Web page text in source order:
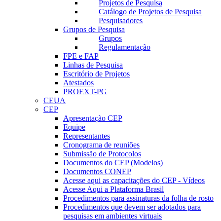
Projetos de Pesquisa
Catálogo de Projetos de Pesquisa
Pesquisadores
Grupos de Pesquisa
Grupos
Regulamentação
FPE e FAP
Linhas de Pesquisa
Escritório de Projetos
Atestados
PROEXT-PG
CEUA
CEP
Apresentação CEP
Equipe
Representantes
Cronograma de reuniões
Submissão de Protocolos
Documentos do CEP (Modelos)
Documentos CONEP
Acesse aqui as capacitações do CEP - Vídeos
Acesse Aqui a Plataforma Brasil
Procedimentos para assinaturas da folha de rosto
Procedimentos que devem ser adotados para
pesquisas em ambientes virtuais